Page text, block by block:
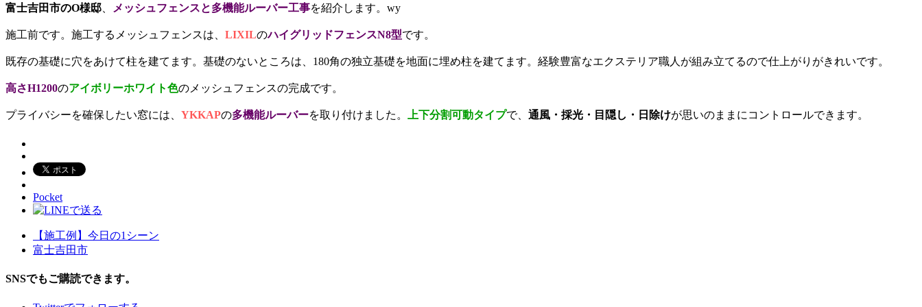
富士吉田市のO様邸 メッシュフェンスと多機能ルーバー工事を紹介します。wy
施工前です。施工するメッシュフェンスは、 LIXILのハイグリッドフェンスN8型です。
既存の基礎に穴をあけて柱を建てます。基礎のないところは、180角の独立基礎を地面に埋め柱を建てます。経験豊富なエクステリア職人が組み立てるので仕上がりがきれいです。
高さH1200のアイボリーホワイト色のメッシュフェンスの完成です。
プライバシーを確保したい窓には、 YKKAPの多機能ルーバーを取り付けました。 上下分割可動タイプで、 通風・採光・目隠し・日除けが思いのままにコントロールできます。
Pocket
【施工例】今日の1シーン
富士吉田市
SNSでもご購読できます。